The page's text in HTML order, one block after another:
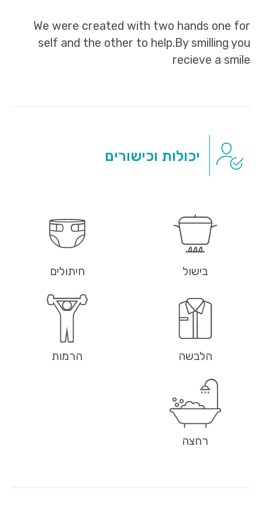
We were created with two hands one for
self and the other to help.By smilling you
recieve a smile
יכולות וכישורים
בישול חיתולים
הלבשה הרמות
רחצה